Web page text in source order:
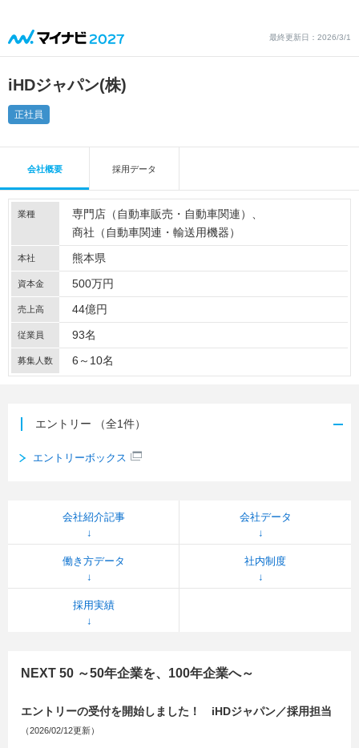
最終更新日：2026/3/1
iHDジャパン(株)
正社員
会社概要 採用データ
業種
専門店（自動車販売・自動車関連）
商社（自動車関連・輸送用機器）
本社 熊本県
資本金 500万円
売上高 44億円
従業員 93名
募集人数 6～10名
エントリー （全1件）
エントリーボックス
会社紹介記事 会社データ
働き方データ 社内制度
採用実績
NEXT 50 ～50年企業を、100年企業へ～
エントリーの受付を開始しました！ iHDジャパン／採用担当
（2026/02/12更新）